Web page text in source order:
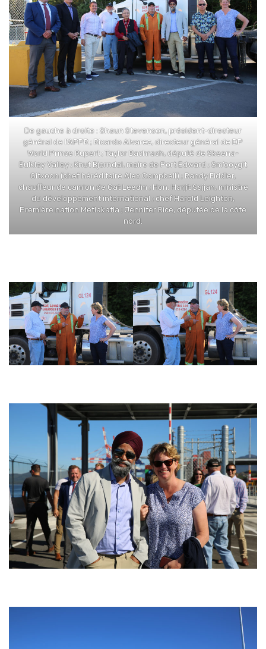
De gauche à droite : Shaun Stevenson, président-directeur
général de l’APPR ; Ricardo Alvarez, directeur général de DP
World Prince Rupert ; Taylor Bachrach, député de Skeena-
Bulkley Valley ; Knut Bjorndal, maire de Port Edward ; Sm’ooygit
Gitxoon (chef héréditaire Alex Campbell) ; Randy Fiddler,
chauffeur de camion de Gat Leedm ; Hon. Harjit Sajjan, ministre
du développement international ; chef Harold Leighton,
Première nation Metlakatla ; Jennifer Rice, députée de la côte
nord.